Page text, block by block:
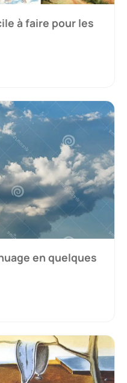
à faire pour les
en quelques